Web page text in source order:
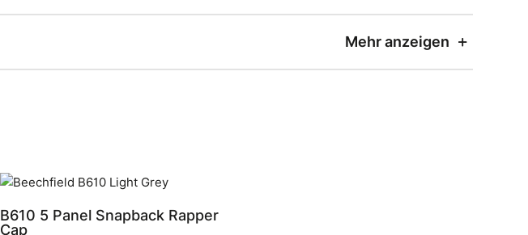
Mehr anzeigen
B610 5 Panel Snapback Rapper
Cap